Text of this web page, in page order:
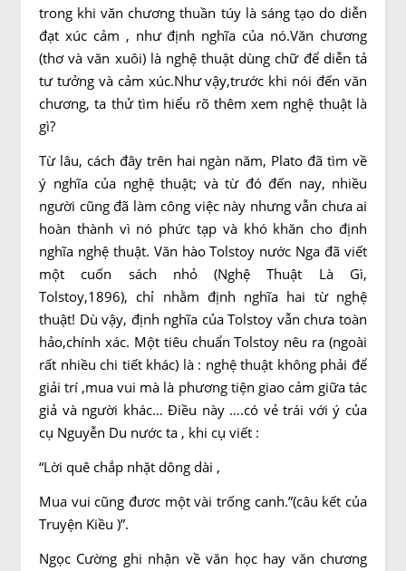
trong khi văn chương thuần túy là sáng tạo do diễn
đạt xúc cảm , như định nghĩa của nó.Văn chương
(thơ và văn xuôi) là nghệ thuật dùng chữ để diễn tả
tư tưởng và cảm xúc.Như vậy,trước khi nói đến văn
chương, ta thử tìm hiểu rõ thêm xem nghệ thuật là
gì?
Từ lâu, cách đây trên hai ngàn năm, Plato đã tìm về
ý nghĩa của nghệ thuật; và từ đó đến nay, nhiều
người cũng đã làm công việc này nhưng vẫn chưa ai
hoàn thành vì nó phức tạp và khó khăn cho định
nghĩa nghệ thuật. Văn hào Tolstoy nước Nga đã viết
một cuốn sách nhỏ (Nghệ Thuật Là Gì,
Tolstoy,1896), chỉ nhằm định nghĩa hai từ nghệ
thuật! Dù vậy, định nghĩa của Tolstoy vẫn chưa toàn
hảo,chính xác. Một tiêu chuẩn Tolstoy nêu ra (ngoài
rất nhiều chi tiết khác) là : nghệ thuật không phải để
giải trí ,mua vui mà là phương tiện giao cảm giữa tác
giả và người khác… Điều này ….có vẻ trái với ý của
cụ Nguyễn Du nước ta , khi cụ viết :
“Lời quê chắp nhặt dông dài ,
Mua vui cũng đươc một vài trống canh.”(câu kết của
Truyện Kiều )”.
Ngọc Cường ghi nhận về văn học hay văn chương